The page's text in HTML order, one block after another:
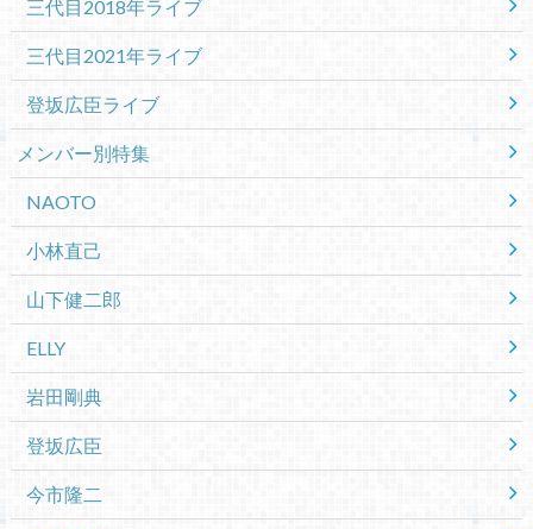
三代目2018年ライブ
三代目2021年ライブ
登坂広臣ライブ
メンバー別特集
NAOTO
小林直己
山下健二郎
ELLY
岩田剛典
登坂広臣
今市隆二